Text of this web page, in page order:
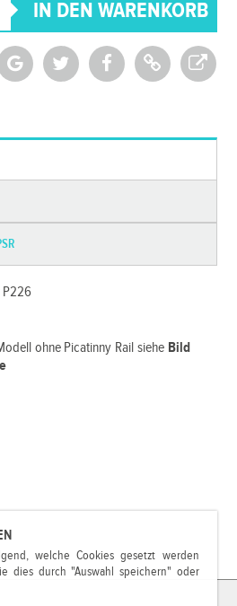
welche Cookies gesetzt werden
dies durch "Auswahl speichern" oder
P226
ohne Picatinny Rail siehe Bild